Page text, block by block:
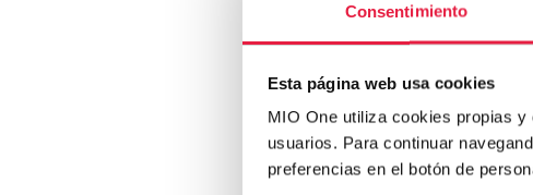
Consentimiento
Esta página web usa cookies
MIO One utiliza cookies propias
usuarios. Para continuar
preferencias en el botón de
pierde
Es todavía más
los anunciantes.
➡Insight: Es hora
activación full-
3. La